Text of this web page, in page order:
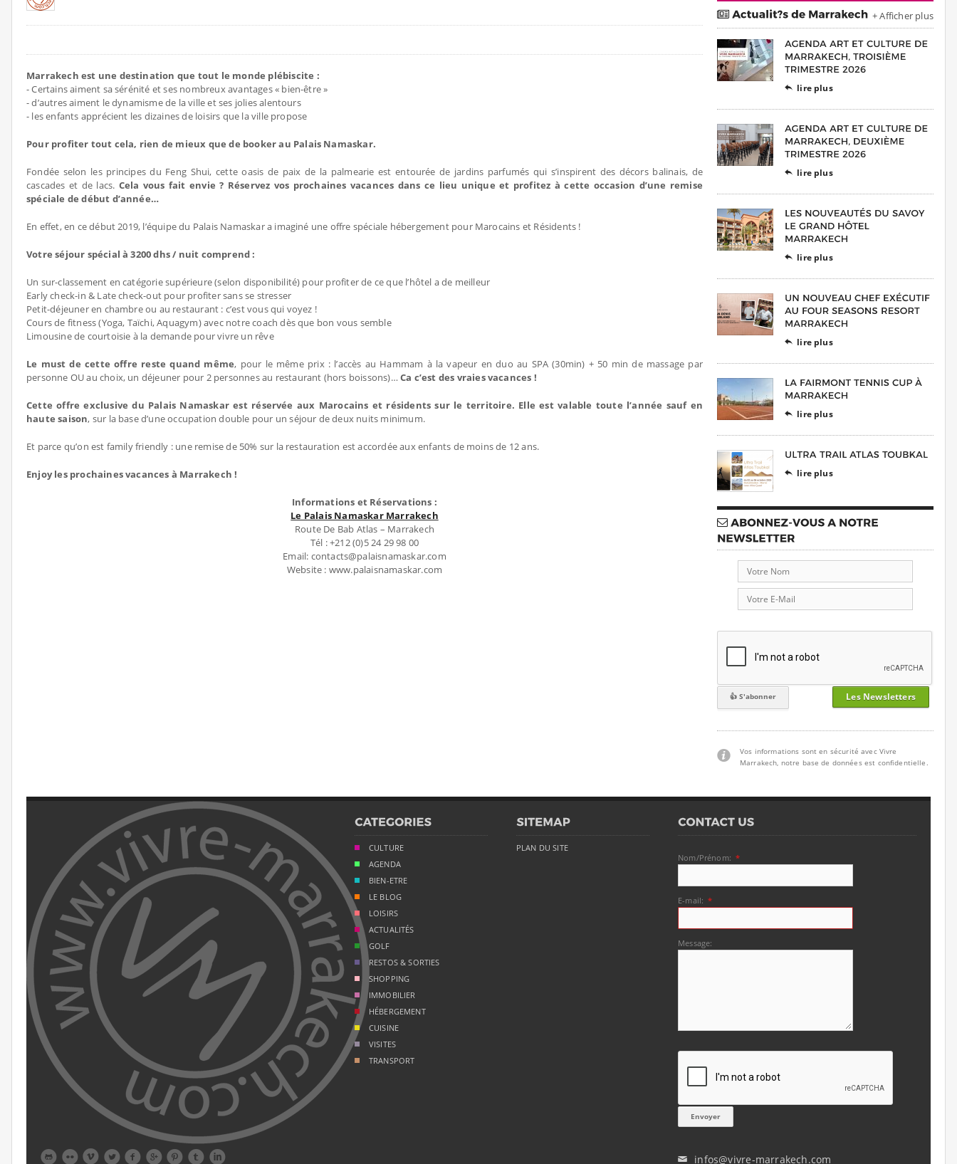
Marrakech est une destination que tout le monde plébiscite :
- Certains aiment sa sérénité et ses nombreux avantages « bien-être »
- d’autres aiment le dynamisme de la ville et ses jolies alentours
- les enfants apprécient les dizaines de loisirs que la ville propose
Pour profiter tout cela, rien de mieux que de booker au Palais Namaskar.
Fondée selon les principes du Feng Shui, cette oasis de paix de la palmearie est entourée de jardins parfumés qui s’inspirent des décors balinais, de
cascades et de lacs. Cela vous fait envie ? Réservez vos prochaines vacances dans ce lieu unique et profitez à cette occasion d’une remise
spéciale de début d’année…
En effet, en ce début 2019, l’équipe du Palais Namaskar a imaginé une offre spéciale hébergement pour Marocains et Résidents !
Votre séjour spécial à 3200 dhs / nuit comprend :
Un sur-classement en catégorie supérieure (selon disponibilité) pour profiter de ce que l’hôtel a de meilleur
Early check-in & Late check-out pour profiter sans se stresser
Petit-déjeuner en chambre ou au restaurant : c’est vous qui voyez !
Cours de fitness (Yoga, Taïchi, Aquagym) avec notre coach dès que bon vous semble
Limousine de courtoisie à la demande pour vivre un rêve
Le must de cette offre reste quand même, pour le même prix : l’accès au Hammam à la vapeur en duo au SPA (30min) + 50 min de massage par
personne OU au choix, un déjeuner pour 2 personnes au restaurant (hors boissons)… Ca c’est des vraies vacances !
Cette offre exclusive du Palais Namaskar est réservée aux Marocains et résidents sur le territoire. Elle est valable toute l’année sauf en
haute saison, sur la base d’une occupation double pour un séjour de deux nuits minimum.
Et parce qu’on est family friendly : une remise de 50% sur la restauration est accordée aux enfants de moins de 12 ans.
Enjoy les prochaines vacances à Marrakech !
Informations et Réservations :
Le Palais Namaskar Marrakech
Route De Bab Atlas – Marrakech
Tél : +212 (0)5 24 29 98 00
Email: contacts@palaisnamaskar.com
Website : www.palaisnamaskar.com
+ Afficher plus
 lire plus
 lire plus
 lire plus
 lire plus
 lire plus
 lire plus
Les Newsletters
Vos informations sont en sécurité avec Vivre
Marrakech, notre base de données est confidentielle.
        
CULTURE
AGENDA
BIEN-ETRE
LE BLOG
LOISIRS
ACTUALITÉS
GOLF
RESTOS & SORTIES
SHOPPING
IMMOBILIER
HÉBERGEMENT
CUISINE
VISITES
TRANSPORT
PLAN DU SITE
Nom/Prénom: *
E-mail: *
Message:
✉ infos@vivre-marrakech.com